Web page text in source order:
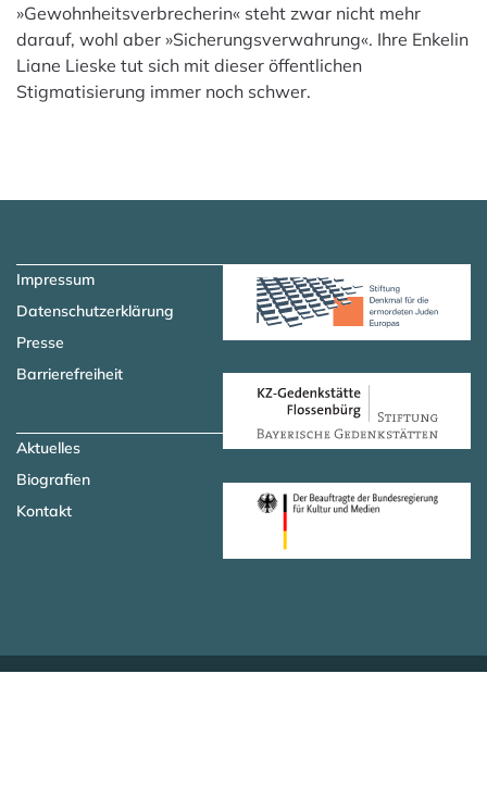
»Gewohnheitsverbrecherin« steht zwar nicht mehr
darauf, wohl aber »Sicherungsverwahrung«. Ihre Enkelin
Liane Lieske tut sich mit dieser öffentlichen
Stigmatisierung immer noch schwer.
Impressum
Datenschutzerklärung
Presse
Barrierefreiheit
Aktuelles
Biografien
Kontakt